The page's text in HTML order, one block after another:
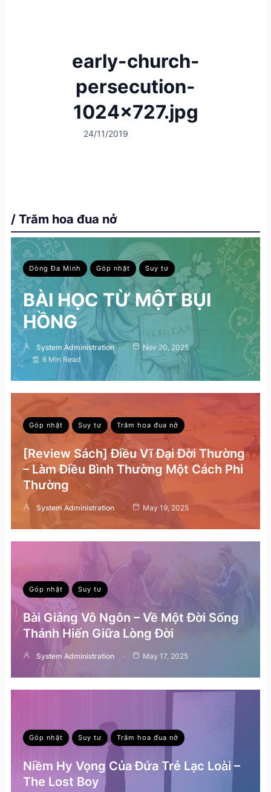
early-church-
persecution-
1024×727.jpg
24/11/2019
/ Trăm hoa đua nở
Dòng Đa Minh Góp nhặt Suy tư
BÀI HỌC TỪ MỘT BỤI
HỒNG
System Administration
Nov 20, 2025
6 Min Read
Góp nhặt Suy tư Trăm hoa đua nở
[Review Sách] Điều Vĩ Đại Đời Thường
– Làm Điều Bình Thường Một Cách Phi
Thường
System Administration May 19, 2025
Góp nhặt Suy tư
Bài Giảng Vô Ngôn – Về Một Đời Sống
Thánh Hiến Giữa Lòng Đời
System Administration May 17, 2025
Góp nhặt Suy tư Trăm hoa đua nở
Niềm Hy Vọng Của Đứa Trẻ Lạc Loài –
The Lost Boy